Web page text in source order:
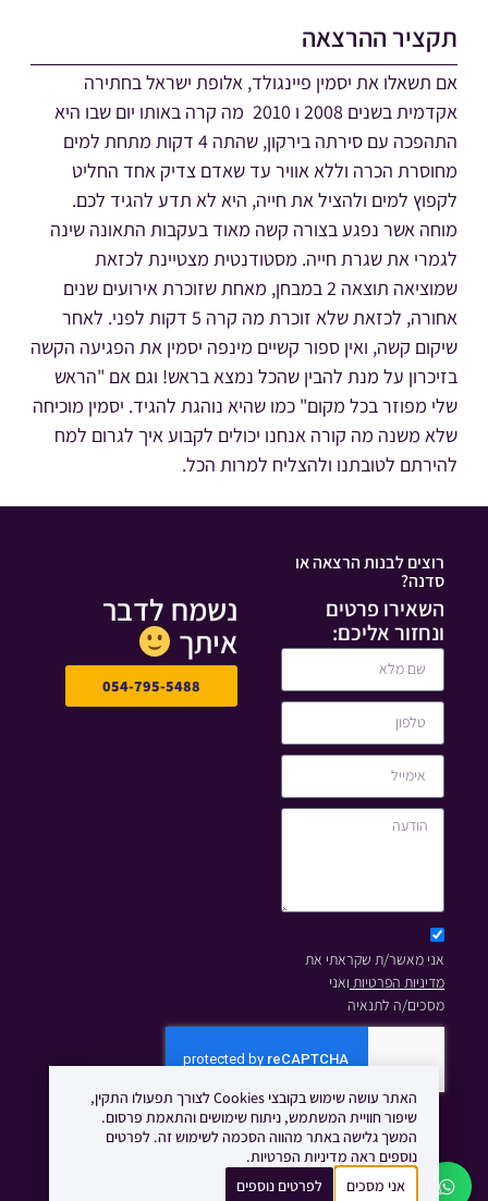
תקציר ההרצאה
אם תשאלו את יסמין פיינגולד, אלופת ישראל בחתירה
אקדמית בשנים 2008 ו 2010 מה קרה באותו יום שבו היא
התהפכה עם סירתה בירקון, שהתה 4 דקות מתחת למים
מחוסרת הכרה וללא אוויר עד שאדם צדיק אחד החליט
לקפוץ למים ולהציל את חייה, היא לא תדע להגיד לכם.
מוחה אשר נפגע בצורה קשה מאוד בעקבות התאונה שינה
לגמרי את שגרת חייה. מסטודנטית מצטיינת לכזאת
שמוציאה תוצאה 2 במבחן, מאחת שזוכרת אירועים שנים
אחורה, לכזאת שלא זוכרת מה קרה 5 דקות לפני. לאחר
שיקום קשה, ואין ספור קשיים מינפה יסמין את הפגיעה הקשה
בזיכרון על מנת להבין שהכל נמצא בראש! וגם אם "הראש
שלי מפוזר בכל מקום" כמו שהיא נוהגת להגיד. יסמין מוכיחה
שלא משנה מה קורה אנחנו יכולים לקבוע איך לגרום למח
להירתם לטובתנו ולהצליח למרות הכל.
רוצים לבנות הרצאה או
סדנה?
השאירו פרטים
ונחזור אליכם:
אני מאשר/ת שקראתי את
מדיניות הפרטיות ואני
מסכים/ה לתנאיה
שליחה
נשמח לדבר
איתך
054-795-5488
© 2023 All Rights Reserved
האתר עושה שימוש בקובצי Cookies לצורך תפעולו התקין,
שיפור חוויית המשתמש, ניתוח שימושים והתאמת פרסום.
המשך גלישה באתר מהווה הסכמה לשימוש זה. לפרטים
נוספים ראה מדיניות הפרטיות.
אני מסכים
לפרטים נוספים